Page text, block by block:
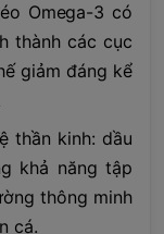
Omega-3 có
thành các cục
giảm đáng kể
thần kinh: dầu
khả năng tập
thông minh
cá.